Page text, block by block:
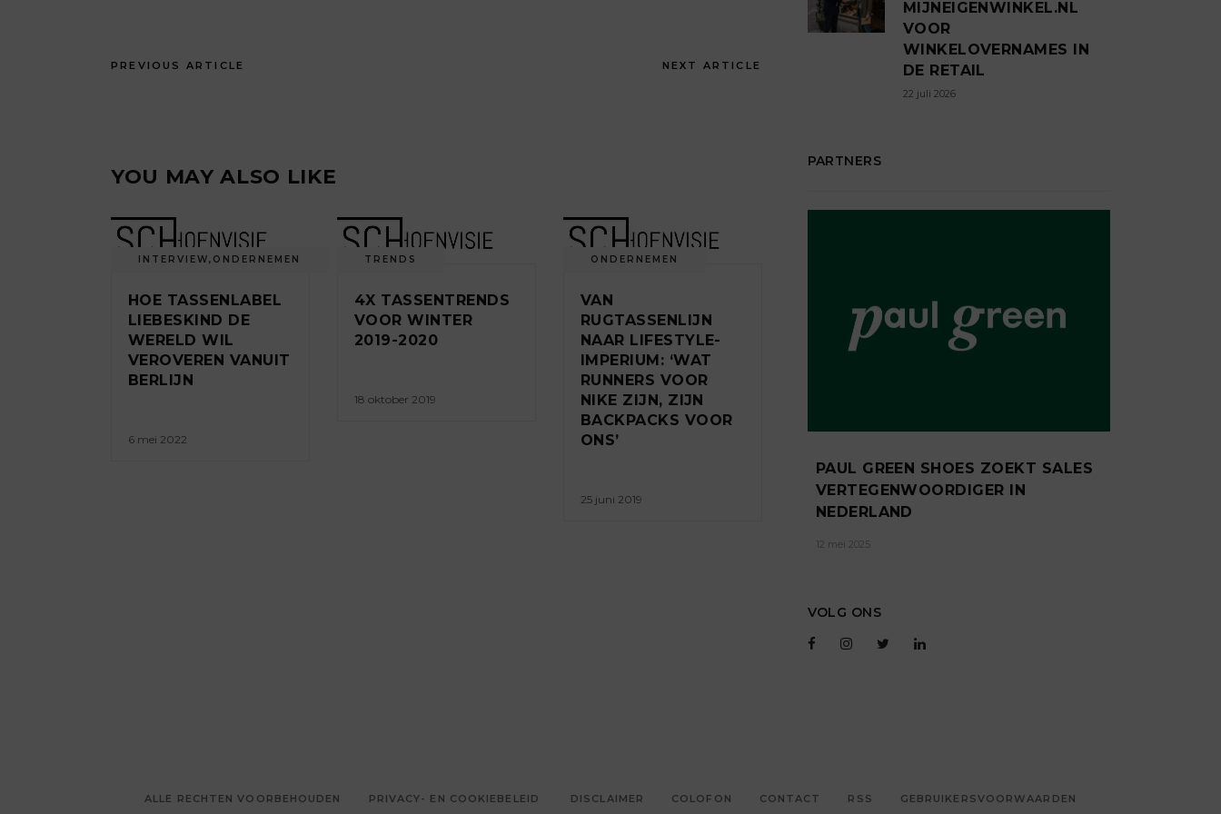
PREVIOUS ARTICLE NEXT ARTICLE
YOU MAY ALSO LIKE
INTERVIEW, ONDERNEMEN
HOE TASSENLABEL
LIEBESKIND DE
WERELD WIL
VEROVEREN VANUIT
BERLIJN
6 mei 2022
TRENDS
4X TASSENTRENDS
VOOR WINTER
2019-2020
18 oktober 2019
ONDERNEMEN
VAN
RUGTASSENLIJN
NAAR LIFESTYLE-
IMPERIUM: ‘WAT
RUNNERS VOOR
NIKE ZIJN, ZIJN
BACKPACKS VOOR
ONS’
25 juni 2019
MIJNEIGENWINKEL.NL
VOOR
WINKELOVERNAMES IN
DE RETAIL
22 juli 2026
PARTNERS
PAUL GREEN SHOES ZOEKT SALES
VERTEGENWOORDIGER IN
NEDERLAND
12 mei 2025
VOLG ONS
ALLE RECHTEN VOORBEHOUDEN PRIVACY- EN COOKIEBELEID DISCLAIMER COLOFON CONTACT RSS GEBRUIKERSVOORWAARDEN